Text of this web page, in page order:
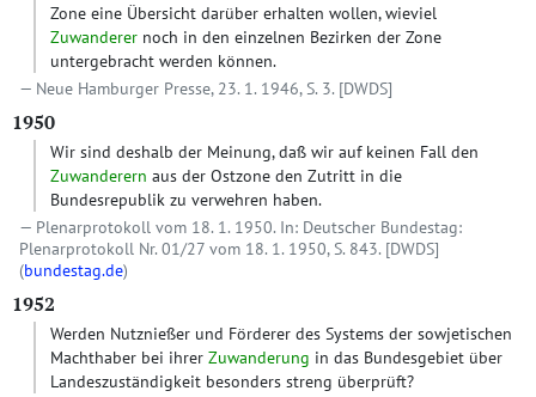
Zone eine Übersicht darüber erhalten wollen, wieviel
Zuwanderer noch in den einzelnen Bezirken der Zone
untergebracht werden können.
Neue Hamburger Presse, 23. 1. 1946, S. 3. [DWDS]
1950
Wir sind deshalb der Meinung, daß wir auf keinen Fall den
Zuwanderern aus der Ostzone den Zutritt in die
Bundesrepublik zu verwehren haben.
Plenarprotokoll vom 18. 1. 1950. In: Deutscher Bundestag:
Plenarprotokoll Nr. 01/27 vom 18. 1. 1950, S. 843. [DWDS]
(bundestag.de)
1952
Werden Nutznießer und Förderer des Systems der sowjetischen
Machthaber bei ihrer Zuwanderung in das Bundesgebiet über
Landeszuständigkeit besonders streng überprüft?